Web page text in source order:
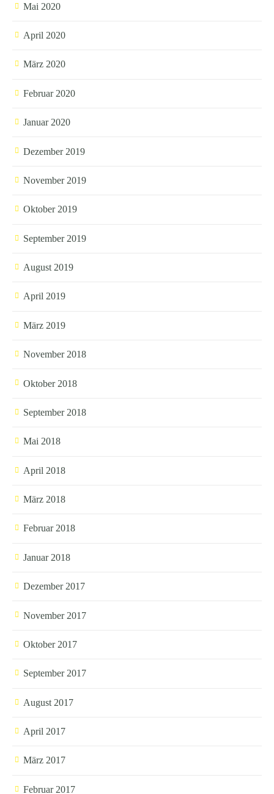
Mai 2020
April 2020
März 2020
Februar 2020
Januar 2020
Dezember 2019
November 2019
Oktober 2019
September 2019
August 2019
April 2019
März 2019
November 2018
Oktober 2018
September 2018
Mai 2018
April 2018
März 2018
Februar 2018
Januar 2018
Dezember 2017
November 2017
Oktober 2017
September 2017
August 2017
April 2017
März 2017
Februar 2017